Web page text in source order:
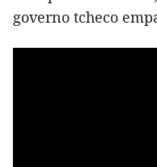
governo tcheco